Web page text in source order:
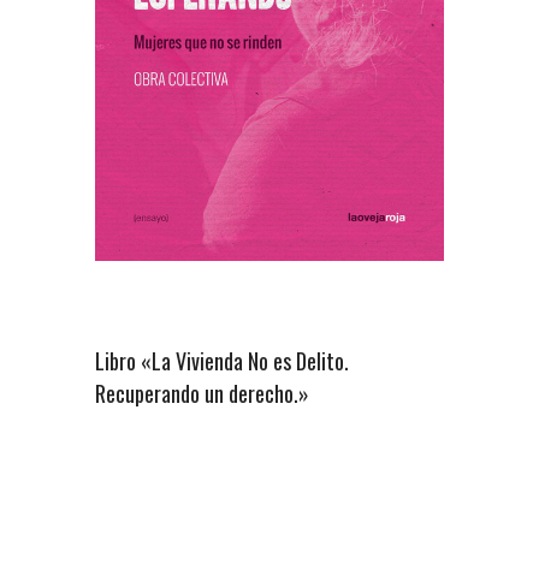
Libro «La Vivienda No es Delito.
Recuperando un derecho.»